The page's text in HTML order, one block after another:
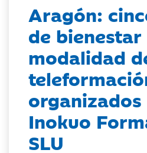
Aragón:
de
modalidad
Inokuo
SLU